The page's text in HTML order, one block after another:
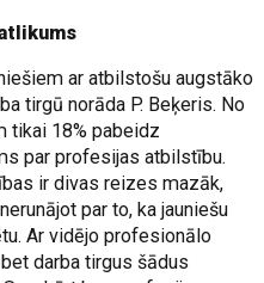
ar atbilstošu augstāko
tirgū norāda P. Beķeris. No
tikai 18% pabeidz
par profesijas atbilstību.
ir divas reizes mazāk,
par to, ka jauniešu
Ar vidējo profesionālo
darba tirgus šādus